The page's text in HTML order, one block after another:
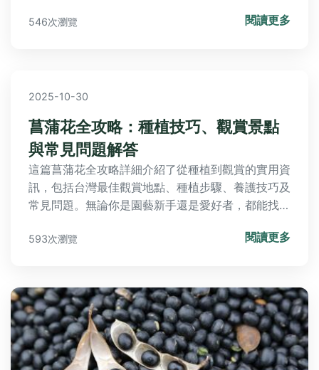
546次瀏覽 閱讀更多
2025-10-30
菖蒲花全攻略：種植技巧、觀賞景點
與常見問題解答
這篇菖蒲花全攻略詳細介紹了從種植到觀賞的實用資
訊，包括台灣最佳觀賞地點、種植步驟、養護技巧及
常見問題。無論你是園藝新手還是愛好者，都能找到
用價值。內容涵蓋地址、門票、交通等細節，確保你
593次瀏覽 閱讀更多